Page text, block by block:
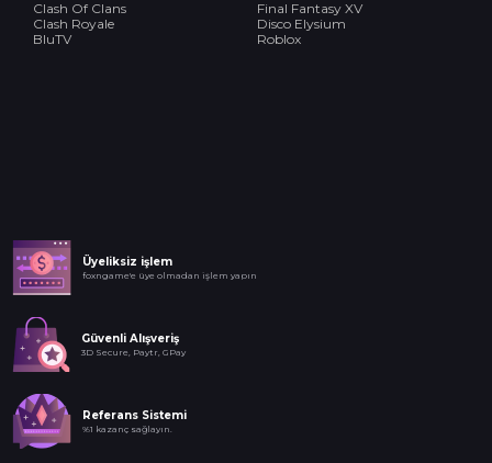
Clash Of Clans
Clash Royale
BluTV
Final Fantasy XV
Disco Elysium
Roblox
Üyeliksiz işlem
foxngame'e üye olmadan işlem yapın
Güvenli Alışveriş
3D Secure, Paytr, GPay
Referans Sistemi
%1 kazanç sağlayın.